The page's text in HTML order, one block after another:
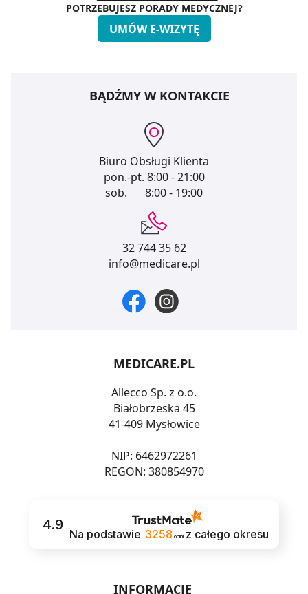
POTRZEBUJESZ PORADY MEDYCZNEJ?
UMÓW E-WIZYTĘ
BĄDŹMY W KONTAKCIE
Biuro Obsługi Klienta
pon.-pt. 8:00 - 21:00
sob.
8:00 - 19:00
32 744 35 62
info@medicare.pl
MEDICARE.PL
Allecco Sp. z o.o.
Białobrzeska 45
41-409 Mysłowice
NIP: 6462972261
REGON: 380854970
4.9
Na podstawie 3258 opinii z całego okresu
INFORMACJE